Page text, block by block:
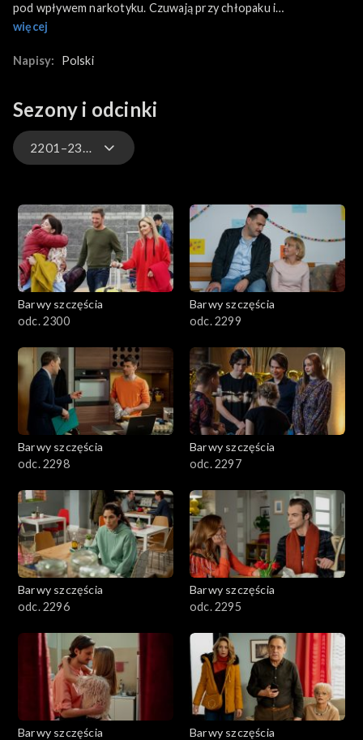
pod wpływem narkotyku. Czuwają przy chłopaku i
bezskutecznie próbują skontaktować się z jego ojcem. Po
zajęty opieką nad Iwoną, która dostaje skurczy i trafia do
dowiaduje się, że lekarze przygotowują go do wybudzenia ze
śpiączki.
więcej
Napisy: Polski
Sezony i odcinki
2201–2300
3201-3300
3101-3200
3001-3100
2901-3000
2801–2900
2701–2800
2501–2600
2401–2500
2301–2400
2201–2300
2101–2200
2001–2100
Barwy szczęścia
odc. 2300
Barwy szczęścia
odc. 2299
Barwy szczęścia
odc. 2298
Barwy szczęścia
odc. 2297
Barwy szczęścia
odc. 2296
Barwy szczęścia
odc. 2295
Barwy szczęścia
Barwy szczęścia